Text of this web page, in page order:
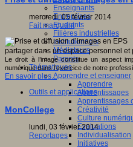
Enseignants
Entreprises
Etudiants
Filières industrielles
Institutionnels
Médiateurs
Parents
Thématiques
Apprendre et enseigner
Apprendre
Apprentissages
Apprentissages
Créativité
Culture
Evaluations
Individualisation
Initiatives
mercredi, 05 février 2014
Fait marquant
partager dans un espace personnel et
Le droit à l’image constitue un aspect
numérique dans l’exercice de notre
En savoir plus...
Outils et applications
MonCollege
lundi, 03 février 2014
Reportages